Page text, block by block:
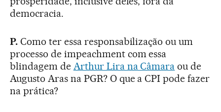
democracia.
P. Como ter essa responsabilização ou um
processo de impeachment com essa
blindagem de Arthur Lira na Câmara ou de
Augusto Aras na PGR? O que a CPI pode fazer
na prática?